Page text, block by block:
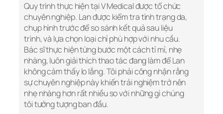
Quy trình thực hiện tại V Medical được tổ chức
chuyên nghiệp. Lan được kiểm tra tình trạng da,
chụp hình trước để so sánh kết quả sau liệu
trình, và lựa chọn loại chỉ phù hợp với nhu cầu.
Bác sĩ thực hiện từng bước một cách tỉ mỉ, nhẹ
nhàng, luôn giải thích thao tác đang làm để Lan
không cảm thấy lo lắng. Tôi phải công nhận rằng
sự chuyên nghiệp này khiến trải nghiệm trở nên
nhẹ nhàng hơn rất nhiều so với những gì chúng
tôi tưởng tượng ban đầu.